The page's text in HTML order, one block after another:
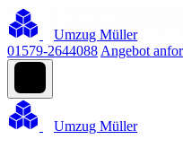
Umzug Müller
01579-2644088 Angebot
Umzug Müller